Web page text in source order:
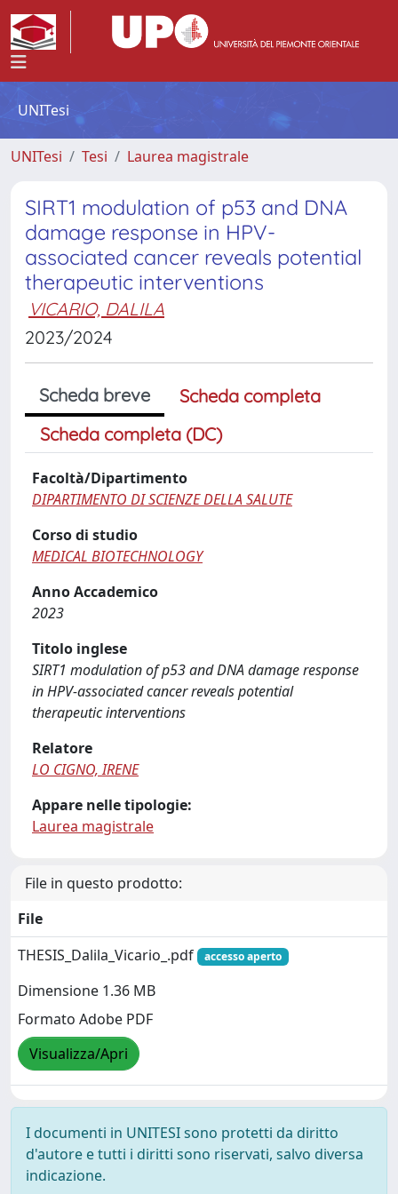
UNITesi
UNITesi Tesi Laurea magistrale
SIRT1 modulation of p53 and DNA
damage response in HPV-
associated cancer reveals potential
therapeutic interventions
VICARIO, DALILA
2023/2024
Scheda breve
Scheda completa
Scheda completa (DC)
Facoltà/Dipartimento
DIPARTIMENTO DI SCIENZE DELLA SALUTE
Corso di studio
MEDICAL BIOTECHNOLOGY
Anno Accademico
2023
Titolo inglese
SIRT1 modulation of p53 and DNA damage response
in HPV-associated cancer reveals potential
therapeutic interventions
Relatore
LO CIGNO, IRENE
Appare nelle tipologie:
Laurea magistrale
File in questo prodotto:
File
THESIS_Dalila_Vicario_.pdf
accesso aperto
Dimensione 1.36 MB
Formato Adobe PDF
Visualizza/Apri
I documenti in UNITESI sono protetti da diritto
d'autore e tutti i diritti sono riservati, salvo diversa
indicazione.